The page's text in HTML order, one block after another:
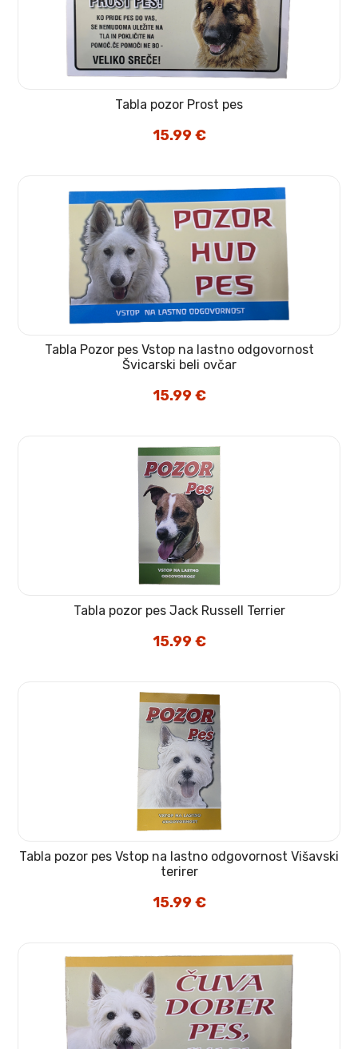
Tabla pozor Prost pes
15.99€
Tabla Pozor pes Vstop na lastno odgovornost
Švicarski beli ovčar
15.99€
Tabla pozor pes Jack Russell Terrier
15.99€
Tabla pozor pes Vstop na lastno odgovornost Višavski
terirer
15.99€